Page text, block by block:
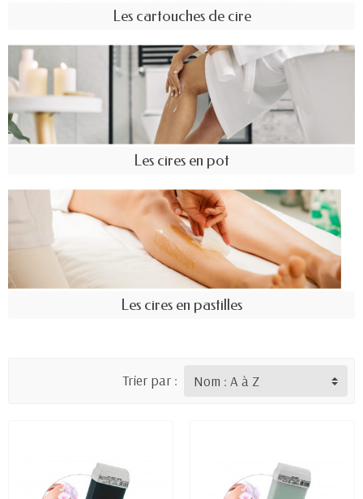
Les cartouches de cire
Les cires en pot
Les cires en pastilles
Trier par :